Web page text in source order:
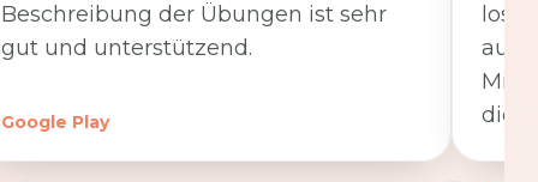
Beschreibung der Übungen ist sehr
gut und unterstützend.
Google Play
die